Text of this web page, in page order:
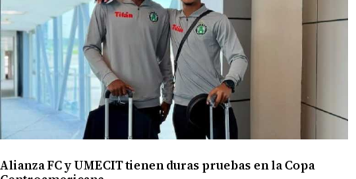
Alianza FC y UMECIT tienen duras pruebas en la Copa